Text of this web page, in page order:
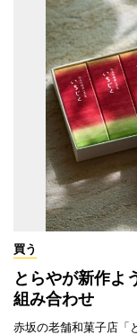
買う
とらやが新作よ
組み合わせ
赤坂の老舗和菓子店